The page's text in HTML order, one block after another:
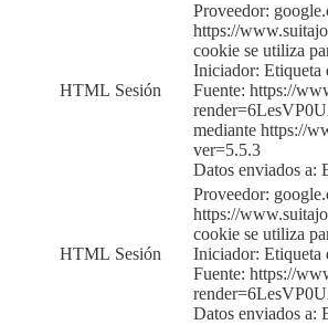
HTML Sesión
Proveedor:
https://
cookie se utiliza
Iniciador: Etiqueta
Fuente: https://
mediante https://
ver=5.5.3
Datos enviados a:
HTML Sesión
Proveedor:
https://
cookie se utiliza
Iniciador: Etiqueta
Fuente: https://
Datos enviados a: